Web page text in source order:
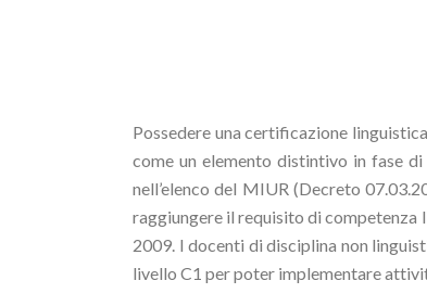
Possedere una certificazione
come un elemento distintivo in fase
nell’elenco del MIUR (Decreto
raggiungere il requisito di competenza
2009. I docenti di disciplina non
livello C1 per poter implementare